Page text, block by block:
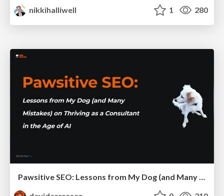
nikkihalliwell
1 280
Pawsitive SEO: Lessons from My Dog (and Many Mistakes) on Thriving as a Consultant in the Age of AI